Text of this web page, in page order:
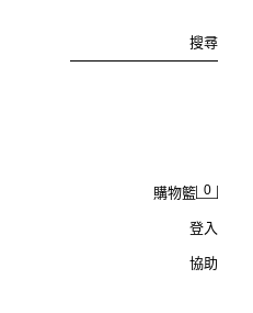
搜尋
購物籃 0
登入
協助